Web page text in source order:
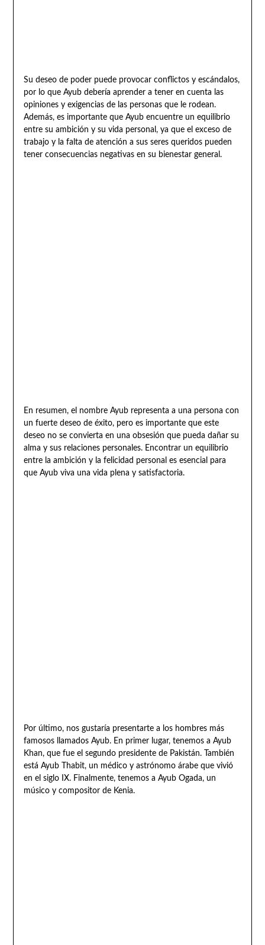
Su deseo de poder puede provocar conflictos y escándalos,
por lo que Ayub debería aprender a tener en cuenta las
opiniones y exigencias de las personas que le rodean.
Además, es importante que Ayub encuentre un equilibrio
entre su ambición y su vida personal, ya que el exceso de
trabajo y la falta de atención a sus seres queridos pueden
tener consecuencias negativas en su bienestar general.
En resumen, el nombre Ayub representa a una persona con
un fuerte deseo de éxito, pero es importante que este
deseo no se convierta en una obsesión que pueda dañar su
alma y sus relaciones personales. Encontrar un equilibrio
entre la ambición y la felicidad personal es esencial para
que Ayub viva una vida plena y satisfactoria.
Por último, nos gustaría presentarte a los hombres más
famosos llamados Ayub. En primer lugar, tenemos a Ayub
Khan, que fue el segundo presidente de Pakistán. También
está Ayub Thabit, un médico y astrónomo árabe que vivió
en el siglo IX. Finalmente, tenemos a Ayub Ogada, un
músico y compositor de Kenia.